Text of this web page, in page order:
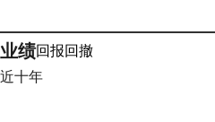
业绩回报回撤
近十年